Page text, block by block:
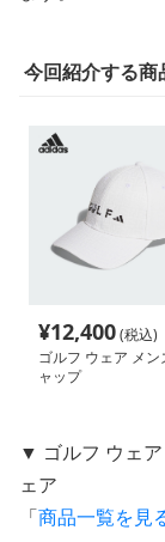
今回紹介する商
¥12,400(税込)
ゴルフ ウェア メン
ャップ
▼ ゴルフ ウェ
ェア
「商品一覧を見